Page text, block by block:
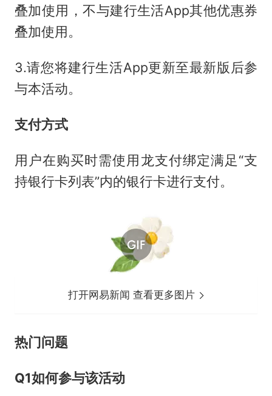
叠加使用，不与建行生活App其他优惠券
叠加使用。
3.请您将建行生活App更新至最新版后参
与本活动。
支付方式
用户在购买时需使用龙支付绑定满足“支
持银行卡列表”内的银行卡进行支付。
打开网易新闻 查看更多图片
热门问题
Q1如何参与该活动